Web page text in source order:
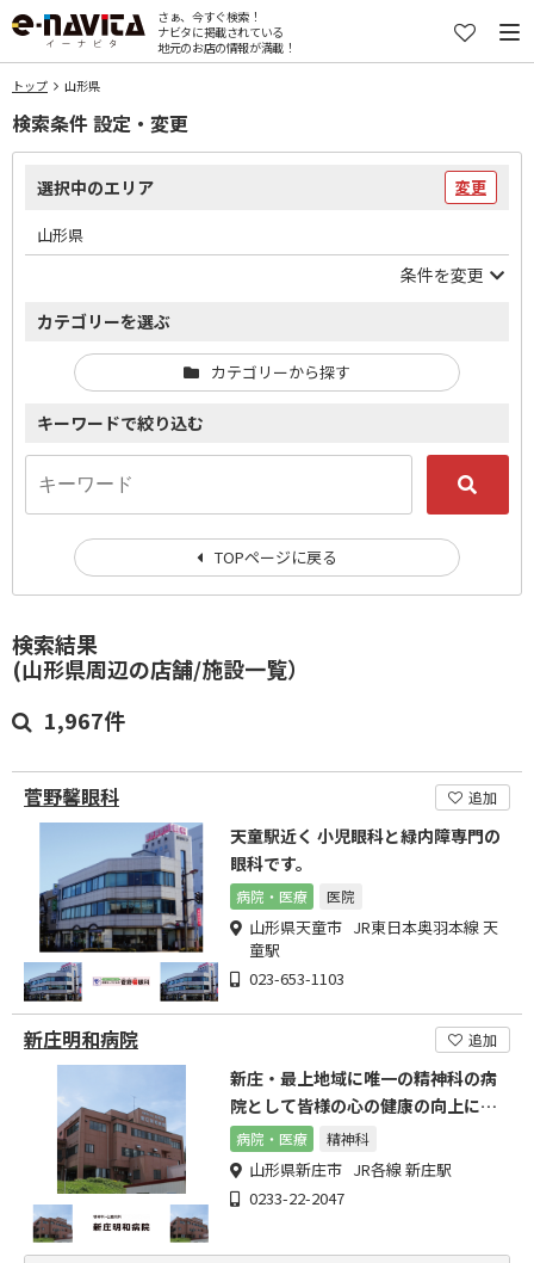
さぁ、今すぐ検索！
ナビタに掲載されている
地元のお店の情報が満載！
トップ 山形県
検索結果
(山形県周辺の店舗/施設一覧）
1,967件
菅野馨眼科 追加
天童駅近く 小児眼科と緑内障専門の
眼科です。
病院・医療 医院
山形県天童市 JR東日本奥羽本線 天
童駅
023-653-1103
新庄明和病院 追加
新庄・最上地域に唯一の精神科の病
院として皆様の心の健康の向上に貢
献して参ります。
病院・医療 精神科
山形県新庄市 JR各線 新庄駅
0233-22-2047
検索条件 設定・変更
選択中のエリア 変更
山形県
条件を変更
カテゴリーを選ぶ
カテゴリーから探す
キーワードで絞り込む
TOPページに戻る